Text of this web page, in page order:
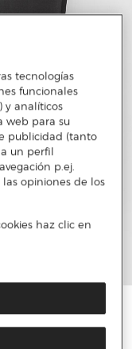
tecnologías
funcionales
y analíticos
web para su
publicidad (tanto
un perfil
p.ej.
opiniones de los
haz clic en